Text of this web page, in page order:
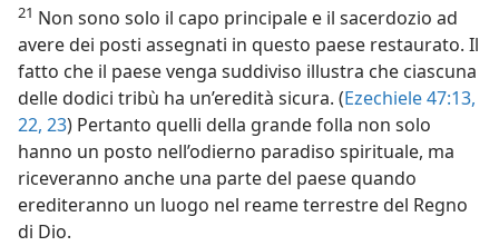
21 Non sono solo il capo principale e il sacerdozio ad
avere dei posti assegnati in questo paese restaurato. Il
fatto che il paese venga suddiviso illustra che ciascuna
delle dodici tribù ha un’eredità sicura. (Ezechiele 47:13,
22, 23) Pertanto quelli della grande folla non solo
hanno un posto nell’odierno paradiso spirituale, ma
riceveranno anche una parte del paese quando
erediteranno un luogo nel reame terrestre del Regno
di Dio.